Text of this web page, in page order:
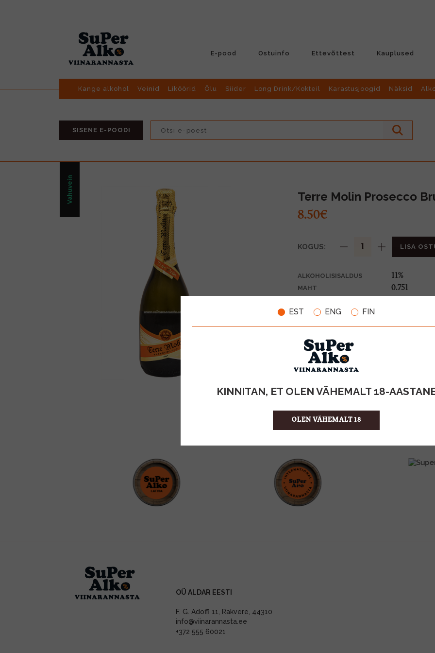
EST ENG FIN
KINNITAN, ET OLEN VÄHEMALT 18-
OLEN VÄHEMALT 18
E-pood Ostuinfo Ettevõttest Kauplused
Kange alkohol Veinid Liköörid Õlu Siider Long Drink/Kokteil Karastusjoogid Näksid
SISENE E-POODI
Vahuvein Terre Molin Prosecco
8.50€
KOGUS: LISA
ALKOHOLISISALDUS 11%
MAHT 0.75l
TOOTE LIIK
ÜHIKU HIND
KOGUS KASTIS
OÜ ALDAR EESTI
F. G. Adoffi 11, Rakvere, 44310
info@viinarannasta.ee
+372 555 60021